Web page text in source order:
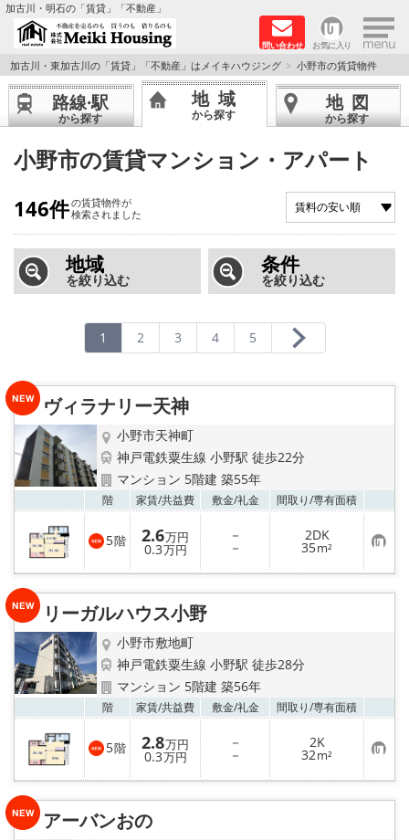
加古川・明石の「賃貸」「不動産」
問い合わせ お気に入り ×
TOPページ
☆メイキハウジングオススメ物件特集☆
都市ガス物件
初期費用リーズナブル物件
ファミリー物件
ペットOK物件
保証人不要物件
路線·駅から探す
地域から探す
スタッフ紹介
Instagram
店舗情報·アクセス
会社概要
メールでお問い合わせ
加古川・東加古川の「賃貸」「不動産」はメイキハウジング 小野市の賃貸物件
路線·駅
から探す
地域
から探す
地図
から探す
小野市の賃貸マンション・アパート
146件の賃貸物件が
検索されました
地域
を絞り込む
条件
を絞り込む
1 2 3 4 5
ヴィラナリー天神
小野市天神町
神戸電鉄粟生線 小野駅 徒歩22分
マンション 5階建 築55年
階 家賃/共益費 敷金/礼金 間取り/専有面積
5階 2.6万円
0.3万円
－
－
2DK
35m² お
気
に
り
リーガルハウス小野
小野市敷地町
神戸電鉄粟生線 小野駅 徒歩28分
マンション 5階建 築56年
階 家賃/共益費 敷金/礼金 間取り/専有面積
5階 2.8万円
0.3万円
－
－
2K
32m² お
気
に
り
アーバンおの